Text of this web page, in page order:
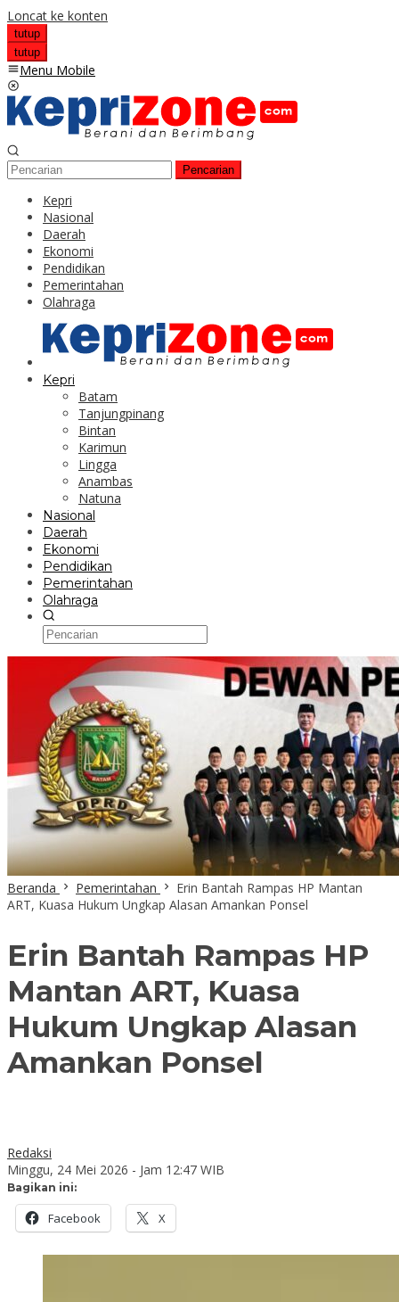
Loncat ke konten
tutup
tutup
Menu Mobile
Pencarian
Kepri
Nasional
Daerah
Ekonomi
Pendidikan
Pemerintahan
Olahraga
Kepri
Batam
Tanjungpinang
Bintan
Karimun
Lingga
Anambas
Natuna
Nasional
Daerah
Ekonomi
Pendidikan
Pemerintahan
Olahraga
Beranda Pemerintahan
Erin Bantah Rampas HP Mantan
ART, Kuasa Hukum Ungkap Alasan Amankan Ponsel
Erin Bantah Rampas HP
Mantan ART, Kuasa
Hukum Ungkap Alasan
Amankan Ponsel
Redaksi
Minggu, 24 Mei 2026 - Jam 12:47 WIB
Bagikan ini:
Facebook X